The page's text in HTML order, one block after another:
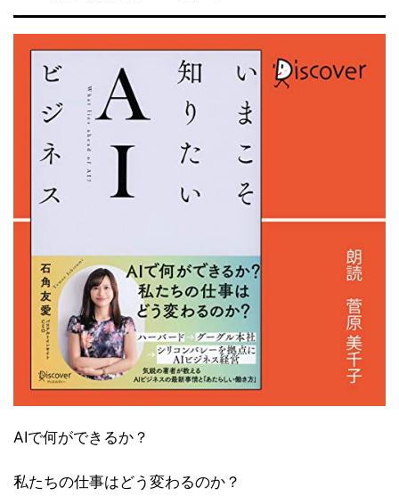
AIで何ができるか？
私たちの仕事はどう変わるのか？